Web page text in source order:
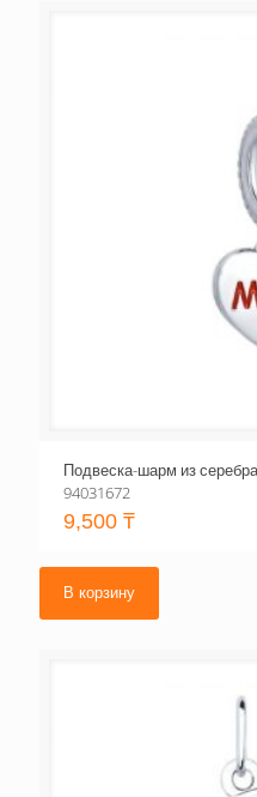
Подвеска-шарм из
94031672
9,500 ₸
В корзину